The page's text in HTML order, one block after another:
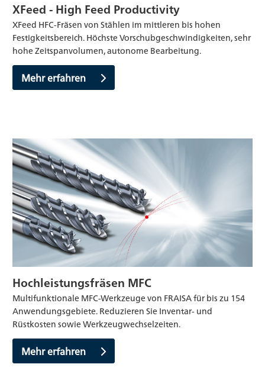
XFeed - High Feed Productivity
XFeed HFC-Fräsen von Stählen im mittleren bis hohen
Festigkeitsbereich. Höchste Vorschubgeschwindigkeiten, sehr
hohe Zeitspanvolumen, autonome Bearbeitung.
Mehr erfahren
Hochleistungsfräsen MFC
Multifunktionale MFC-Werkzeuge von FRAISA für bis zu 154
Anwendungsgebiete. Reduzieren Sie Inventar- und
Rüstkosten sowie Werkzeugwechselzeiten.
Mehr erfahren